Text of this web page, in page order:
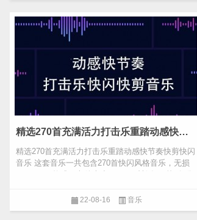
精选270首充满活力打击乐重踏动感快节奏快剪快闪音乐
精选270首充满活力打击乐重踏动感快节奏快剪快闪
音乐 这套音乐一共包含270首快闪风格音乐，无损
WAV/MP3格式，文件大小5.8G，时长在10秒到4分
22-08-16 音乐